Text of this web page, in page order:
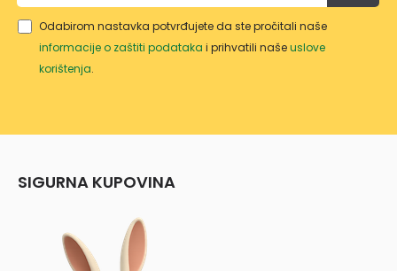
Odabirom nastavka potvrđujete da ste pročitali naše
informacije o zaštiti podataka i prihvatili našeuslove
korištenja.
SIGURNA KUPOVINA